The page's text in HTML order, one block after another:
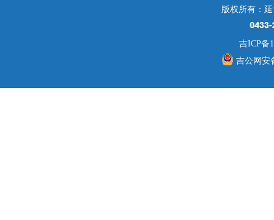
版权所有：
吉ICP备
吉公网安